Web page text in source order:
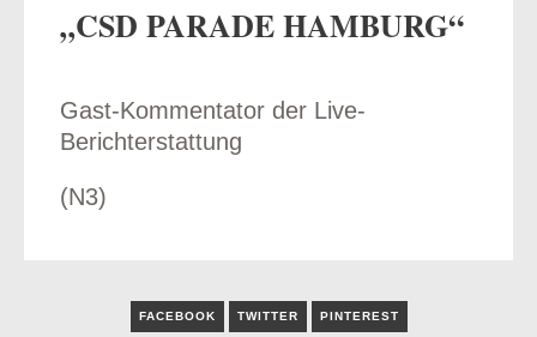
„CSD PARADE HAMBURG“
Gast-Kommentator der Live-
Berichterstattung
(N3)
FACEBOOK TWITTER PINTEREST